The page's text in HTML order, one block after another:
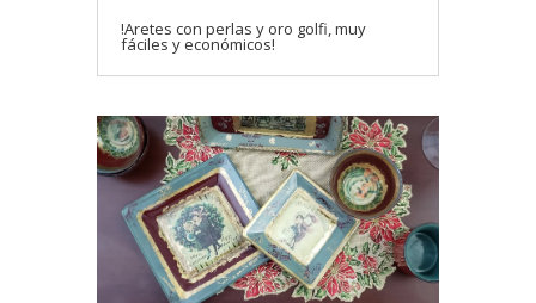
!Aretes con perlas y oro golfi, muy
fáciles y económicos!